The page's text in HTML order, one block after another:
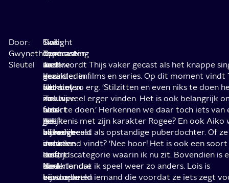
Door:
Gwyneth
Sleutel
Sinds
deze
week
draait
de
nieuwe
film
All
Inclusive
in
de
Nederlandse
bioscopen.
Ook
de
andere
gezinsleden
worstelen.
Zo
heb
je
bijvoorbeeld
dochter
Lois,
die
vastbesloten
Contrasten
in
een
all-
inclusive
resort
Het
all-
inclusive
resort
is
een
Twilight
romance
met
een
fuckboy
Lois
heeft
namelijk
maar
een
doel
en
Typecasting
Toch wordt Thijs vaker gecast als het knappe
karakter in films en series. Op dit moment vindt
het niet zo erg. ‘Stilzitten en even niks te doen
zou hij veel erger vinden. Het is ook belangrijk
werk te doen.’ Herkennen we daar toch iets van
gelijkenis met zijn karakter Rogee? En ook Aiko
vaker gecast als opstandige puberdochter. Of
vervelend vindt? ‘Nee hoor! Het is ook een
leeftijdscategorie waarin ik nu zit. Bovendien is
karakter dat ik speel weer zo anders. Lois is
bijvoorbeeld iemand die voordat ze iets zegt